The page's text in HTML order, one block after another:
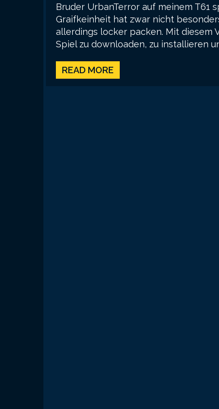
Bruder UrbanTerror auf meinem T61
Graifkeinheit hat zwar nicht
allerdings locker packen. Mit diesem
Spiel zu downloaden, zu installieren
READ MORE